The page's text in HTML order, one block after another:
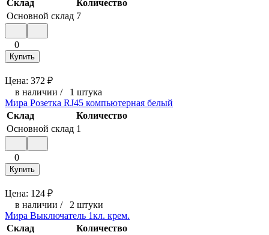
Склад
Количество
Основной склад 7
0
Купить
Цена: 372 ₽
в наличии / 1 штука
Мира Розетка RJ45 компьютерная белый
Склад
Количество
Основной склад 1
0
Купить
Цена: 124 ₽
в наличии / 2 штуки
Мира Выключатель 1кл. крем.
Склад
Количество